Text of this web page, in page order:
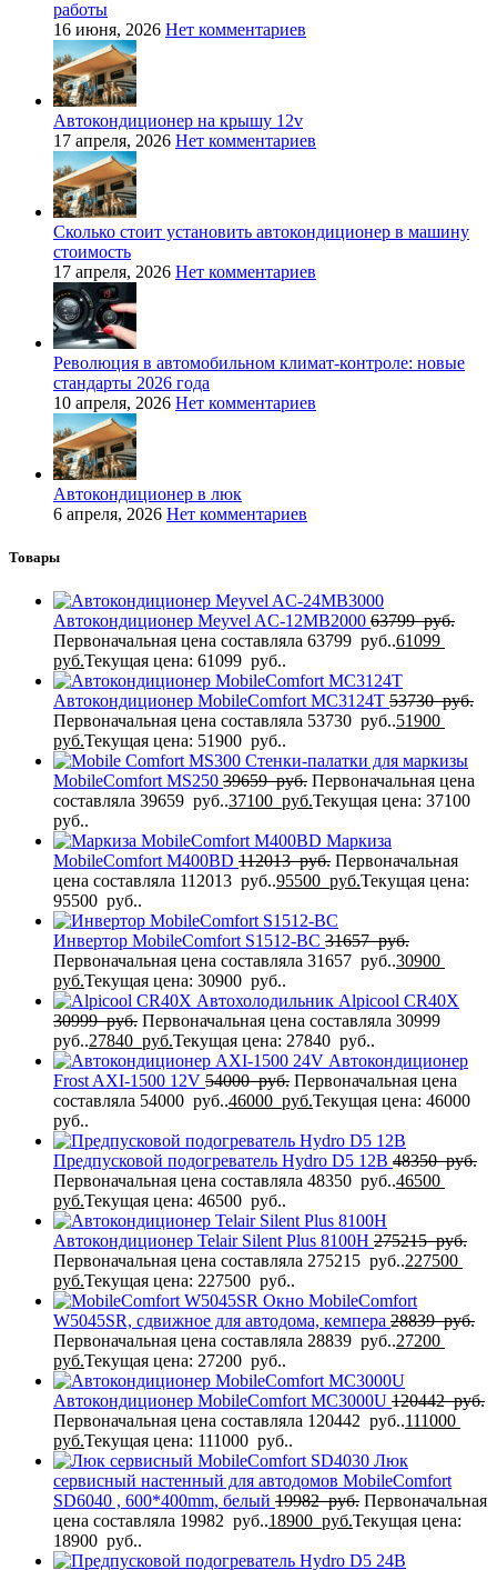
работы
16 июня, 2026 Нет комментариев
Автокондиционер на крышу 12v
17 апреля, 2026 Нет комментариев
Сколько стоит установить автокондиционер в машину
стоимость
17 апреля, 2026 Нет комментариев
Революция в автомобильном климат-контроле: новые
стандарты 2026 года
10 апреля, 2026 Нет комментариев
Автокондиционер в люк
6 апреля, 2026 Нет комментариев
Товары
Автокондиционер Meyvel AC-12MB2000 63799руб.
Первоначальная цена составляла 63799 руб..61099
руб.Текущая цена: 61099 руб..
Автокондиционер MobileComfort MC3124T 53730руб.
Первоначальная цена составляла 53730 руб..51900
руб.Текущая цена: 51900 руб..
Стенки-палатки для маркизы
MobileComfort MS250 39659руб. Первоначальная цена
составляла 39659 руб..37100 руб.Текущая цена: 37100
руб..
Маркиза
MobileComfort M400BD 112013руб. Первоначальная
цена составляла 112013 руб..95500 руб.Текущая цена:
95500 руб..
Инвертор MobileComfort S1512-BC 31657руб.
Первоначальная цена составляла 31657 руб..30900
руб.Текущая цена: 30900 руб..
Автохолодильник Alpicool CR40X
30999руб. Первоначальная цена составляла 30999
руб..27840 руб.Текущая цена: 27840 руб..
Автокондиционер
Frost AXI-1500 12V 54000руб. Первоначальная цена
составляла 54000 руб..46000 руб.Текущая цена: 46000
руб..
Предпусковой подогреватель Hydro D5 12В 48350руб.
Первоначальная цена составляла 48350 руб..46500
руб.Текущая цена: 46500 руб..
Автокондиционер Telair Silent Plus 8100H 275215руб.
Первоначальная цена составляла 275215 руб..227500
руб.Текущая цена: 227500 руб..
Окно MobileComfort
W5045SR, сдвижное для автодома, кемпера 28839руб.
Первоначальная цена составляла 28839 руб..27200
руб.Текущая цена: 27200 руб..
Автокондиционер MobileComfort MC3000U 120442руб.
Первоначальная цена составляла 120442 руб..111000
руб.Текущая цена: 111000 руб..
Люк
сервисный настенный для автодомов MobileComfort
SD6040 , 600*400mm, белый 19982руб. Первоначальная
цена составляла 19982 руб..18900 руб.Текущая цена:
18900 руб..